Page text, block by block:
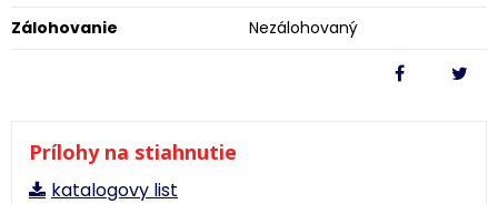
Zálohovanie
Nezálohovaný
Prílohy na stiahnutie
katalogovy list